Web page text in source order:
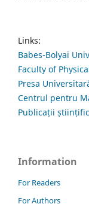
Links:
Babes-Bolyai
Faculty of
Presa
Centrul pentru
Publicații
Information
For Readers
For Authors